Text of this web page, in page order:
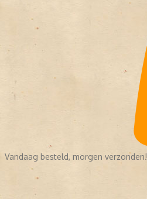
Vandaag besteld, morgen verzonden!